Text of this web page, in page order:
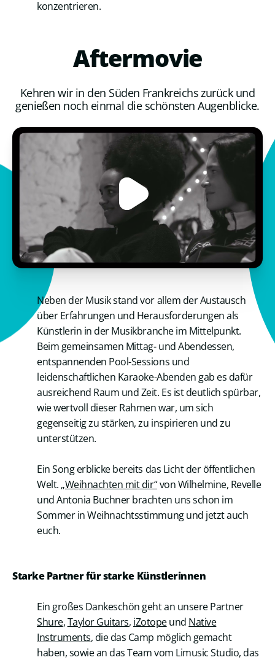
konzentrieren.
Aftermovie
Kehren wir in den Süden Frankreichs zurück und
genießen noch einmal die schönsten Augenblicke.
Neben der Musik stand vor allem der Austausch
über Erfahrungen und Herausforderungen als
Künstlerin in der Musikbranche im Mittelpunkt.
Beim gemeinsamen Mittag- und Abendessen,
entspannenden Pool-Sessions und
leidenschaftlichen Karaoke-Abenden gab es dafür
ausreichend Raum und Zeit. Es ist deutlich spürbar,
wie wertvoll dieser Rahmen war, um sich
gegenseitig zu stärken, zu inspirieren und zu
unterstützen.
Ein Song erblicke bereits das Licht der öffentlichen
Welt. „Weihnachten mit dir“von Wilhelmine, Revelle
und Antonia Buchner brachten uns schon im
Sommer in Weihnachtsstimmung und jetzt auch
euch.
Starke Partner für starke Künstlerinnen
Ein großes Dankeschön geht an unsere Partner
Shure,Taylor Guitars, iZotopeund Native
Instruments, die das Camp möglich gemacht
haben, sowie an das Team vom Limusic Studio, das